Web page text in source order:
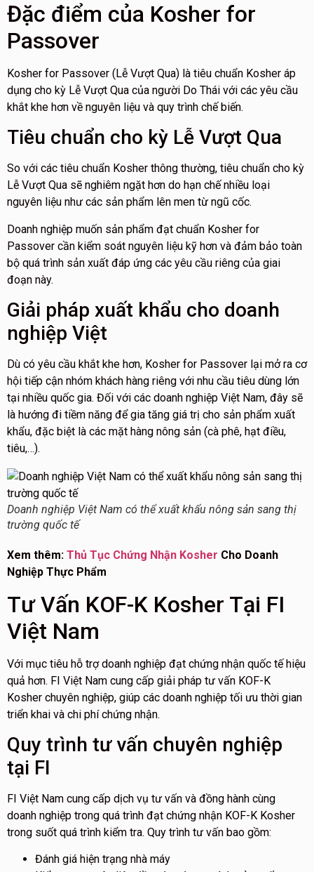
Đặc điểm của Kosher for
Passover
Kosher for Passover (Lễ Vượt Qua) là tiêu chuẩn Kosher áp
dụng cho kỳ Lễ Vượt Qua của người Do Thái với các yêu cầu
khắt khe hơn về nguyên liệu và quy trình chế biến.
Tiêu chuẩn cho kỳ Lễ Vượt Qua
So với các tiêu chuẩn Kosher thông thường, tiêu chuẩn cho kỳ
Lễ Vượt Qua sẽ nghiêm ngặt hơn do hạn chế nhiều loại
nguyên liệu như các sản phẩm lên men từ ngũ cốc.
Doanh nghiệp muốn sản phẩm đạt chuẩn Kosher for
Passover cần kiểm soát nguyên liệu kỹ hơn và đảm bảo toàn
bộ quá trình sản xuất đáp ứng các yêu cầu riêng của giai
đoạn này.
Giải pháp xuất khẩu cho doanh
nghiệp Việt
Dù có yêu cầu khắt khe hơn, Kosher for Passover lại mở ra cơ
hội tiếp cận nhóm khách hàng riêng với nhu cầu tiêu dùng lớn
tại nhiều quốc gia. Đối với các doanh nghiệp Việt Nam, đây sẽ
là hướng đi tiềm năng để gia tăng giá trị cho sản phẩm xuất
khẩu, đặc biệt là các mặt hàng nông sản (cà phê, hạt điều,
tiêu,…).
Doanh nghiệp Việt Nam có thể xuất khẩu nông sản sang thị
trường quốc tế
Xem thêm: Thủ Tục Chứng Nhận Kosher Cho Doanh
Nghiệp Thực Phẩm
Tư Vấn KOF-K Kosher Tại FI
Việt Nam
Với mục tiêu hỗ trợ doanh nghiệp đạt chứng nhận quốc tế hiệu
quả hơn. FI Việt Nam cung cấp giải pháp tư vấn KOF-K
Kosher chuyên nghiệp, giúp các doanh nghiệp tối ưu thời gian
triển khai và chi phí chứng nhận.
Quy trình tư vấn chuyên nghiệp
tại FI
FI Việt Nam cung cấp dịch vụ tư vấn và đồng hành cùng
doanh nghiệp trong quá trình đạt chứng nhận KOF-K Kosher
trong suốt quá trình kiểm tra. Quy trình tư vấn bao gồm:
Đánh giá hiện trạng nhà máy